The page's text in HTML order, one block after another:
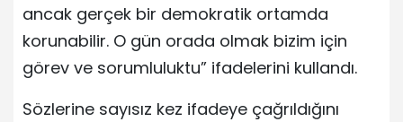
ancak gerçek bir demokratik ortamda
korunabilir. O gün orada olmak bizim için
görev ve sorumluluktu” ifadelerini kullandı.
Sözlerine sayısız kez ifadeye çağrıldığını